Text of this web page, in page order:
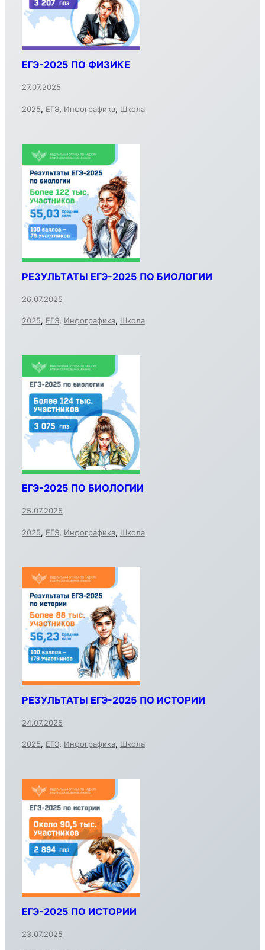
ЕГЭ-2025 ПО ФИЗИКЕ
27.07.2025
2025, ЕГЭ, Инфографика, Школа
РЕЗУЛЬТАТЫ ЕГЭ-2025 ПО БИОЛОГИИ
26.07.2025
2025, ЕГЭ, Инфографика, Школа
ЕГЭ-2025 ПО БИОЛОГИИ
25.07.2025
2025, ЕГЭ, Инфографика, Школа
РЕЗУЛЬТАТЫ ЕГЭ-2025 ПО ИСТОРИИ
24.07.2025
2025, ЕГЭ, Инфографика, Школа
ЕГЭ-2025 ПО ИСТОРИИ
23.07.2025